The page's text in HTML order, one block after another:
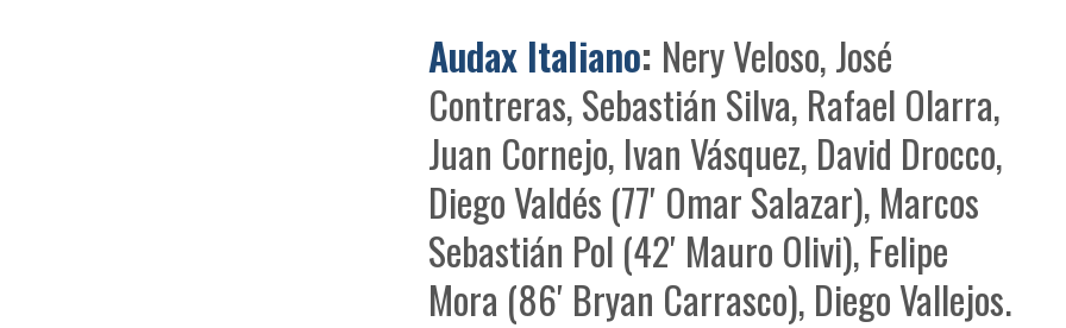
Audax Italiano: Nery Veloso, José
Contreras, Sebastián Silva, Rafael Olarra,
Juan Cornejo, Ivan Vásquez, David Drocco,
Diego Valdés (77′ Omar Salazar), Marcos
Sebastián Pol (42′ Mauro Olivi), Felipe
Mora (86′ Bryan Carrasco), Diego Vallejos.